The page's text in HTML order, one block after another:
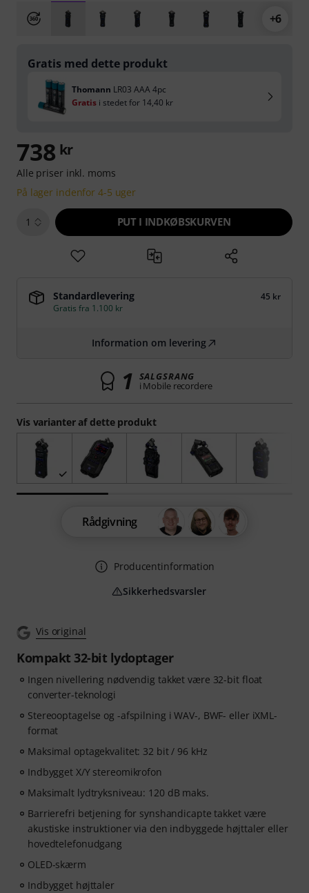
+6
Vis original
Kompakt 32-bit lydoptager
Ingen nivellering nødvendig takket være 32-bit float
converter-teknologi
Stereooptagelse og -afspilning i WAV-, BWF- eller iXML-
format
Maksimal optagekvalitet: 32 bit / 96 kHz
Indbygget X/Y stereomikrofon
Maksimalt lydtryksniveau: 120 dB maks.
Barrierefri betjening for synshandicapte takket være
akustiske instruktioner via den indbyggede højttaler eller
hovedtelefonudgang
OLED-skærm
Indbygget højttaler
Vis varianter af dette produkt
Gratis med dette produkt
Thomann LR03 AAA 4pc
Gratis i stedet for 14,40 kr
738 kr
Alle priser inkl. moms
På lager indenfor 4-5 uger
1 PUT I INDKØBSKURVEN
Standardlevering
45 kr
Gratis fra 1.100 kr
Information om levering
1 SALGSRANG
i Mobile recordere
Rådgivning
Producentinformation
Sikkerhedsvarsler